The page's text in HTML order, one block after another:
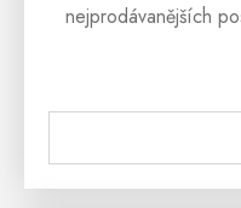
nejprodávanějších